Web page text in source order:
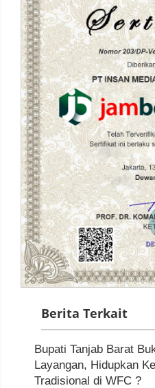
Berita Terkait
Bupati Tanjab Barat
Layangan, Hidupkan
Tradisional di WFC ?